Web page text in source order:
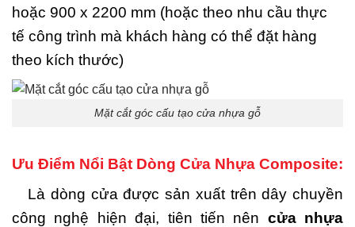
hoặc 900 x 2200 mm (hoặc theo nhu cầu thực
tế công trình mà khách hàng có thể đặt hàng
theo kích thước)
Mặt cắt góc cấu tạo cửa nhựa gỗ
Ưu Điểm Nổi Bật Dòng Cửa Nhựa Composite:
Là dòng cửa được sản xuất trên dây chuyền
công nghệ hiện đại, tiên tiến nên cửa nhựa